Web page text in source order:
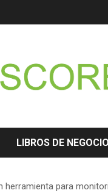
LIBROS DE
herramienta para